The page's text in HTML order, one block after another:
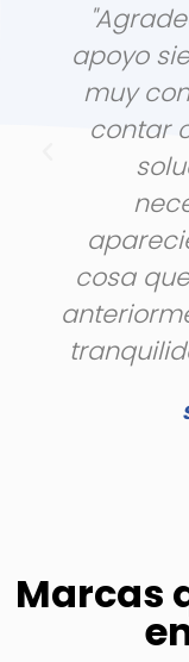
apoyo
muy
contar
cosa
Marcas